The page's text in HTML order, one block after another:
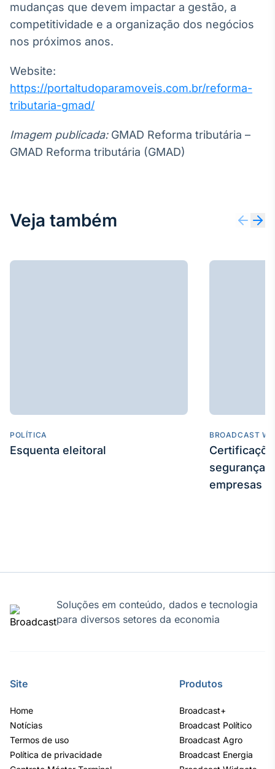
Investimentos
mudanças que devem impactar a gestão, a
competitividade e a organização dos negócios
nos próximos anos.
Website:
https://portaltudoparamoveis.com.br/reforma-
tributaria-gmad/
Imagem publicada:GMAD Reforma tributária –
GMAD Reforma tributária (GMAD)
Veja também
POLÍTICA
Esquenta eleitoral
BROADCAST
segurança
empresas
Soluções em conteúdo, dados e tecnologia
para diversos setores da economia
Site
Home
Notícias
Termos de uso
Política de privacidade
Produtos
Broadcast+
Broadcast Político
Broadcast Agro
Broadcast Energia